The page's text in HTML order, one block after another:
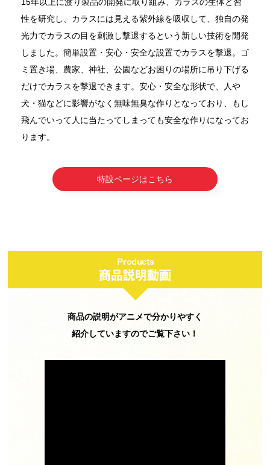
性を研究し、カラスには見える紫外線を吸収して、独自の発
光力でカラスの目を刺激し撃退するという新しい技術を開発
しました。簡単設置・安心・安全な設置でカラスを撃退。ゴ
ミ置き場、農家、神社、公園などお困りの場所に吊り下げる
だけでカラスを撃退できます。安心・安全な形状で、人や
犬・猫などに影響がなく無味無臭な作りとなっており、もし
飛んでいって人に当たってしまっても安全な作りになってお
ります。
特設ページはこちら
Products
商品説明動画
商品の説明がアニメで分かりやすく
紹介していますのでご覧下さい！